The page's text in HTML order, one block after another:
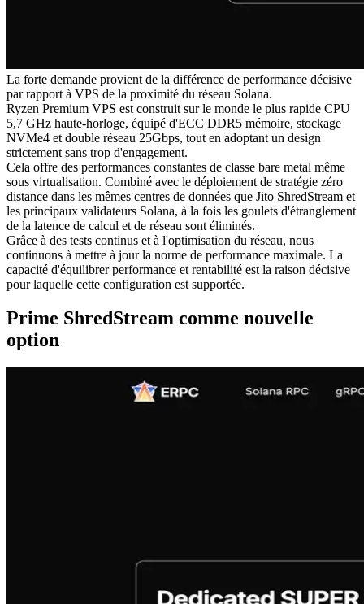
La forte demande provient de la différence de performance décisive
par rapport à VPS de la proximité du réseau Solana.
Ryzen Premium VPS est construit sur le monde le plus rapide CPU
5,7 GHz haute-horloge, équipé d'ECC DDR5 mémoire, stockage
NVMe4 et double réseau 25Gbps, tout en adoptant un design
strictement sans trop d'engagement.
Cela offre des performances constantes de classe bare metal même
sous virtualisation. Combiné avec le déploiement de stratégie zéro
distance dans les mêmes centres de données que Jito ShredStream et
les principaux validateurs Solana, à la fois les goulets d'étranglement
de la latence de calcul et de réseau sont éliminés.
Grâce à des tests continus et à l'optimisation du réseau, nous
continuons à mettre à jour la norme de performance maximale. La
capacité d'équilibrer performance et rentabilité est la raison décisive
pour laquelle cette configuration est supportée.
Prime ShredStream comme nouvelle
option